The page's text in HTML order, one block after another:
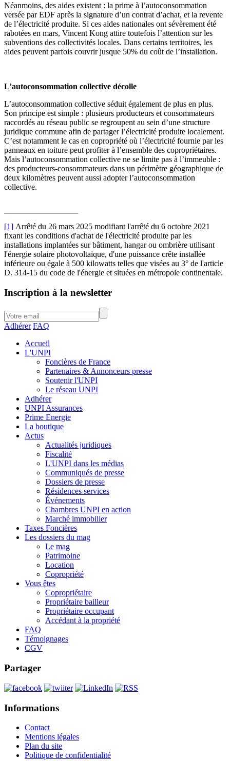
Néanmoins, des aides existent : la prime à l’autoconsommation
versée par EDF après la signature d’un contrat d’achat, et la revente
de l’électricité produite. Si ces aides nationales ont sévèrement été
rabotées en mars, Vincent Kong attire toutefois l’attention sur les
subventions des collectivités locales. Dans certains territoires, les
aides peuvent parfois couvrir jusque 50% du coût de l’installation.
L’autoconsommation collective décolle
L’autoconsommation collective séduit également de plus en plus.
Son principe est simple : plusieurs producteurs et consommateurs
raccordés au réseau public se regroupent au sein d’une structure
juridique commune afin de partager l’électricité produite localement.
C’est notamment le cas en copropriété où l’électricité fournie par les
panneaux en toiture peut profiter à l’ensemble des copropriétaires.
Mais l’autoconsommation collective ne se limite pas à l’immeuble :
des producteurs-consommateurs dans un périmètre géographique de
deux kilomètres peuvent aussi adopter l’autoconsommation
collective.
[1] Arrêté du 26 mars 2025 modifiant l'arrêté du 6 octobre 2021
fixant les conditions d'achat de l'électricité produite par les
installations implantées sur bâtiment, hangar ou ombrière utilisant
l'énergie solaire photovoltaïque, d'une puissance crête installée
inférieure ou égale à 500 kilowatts telles que visées au 3° de l'article
D. 314-15 du code de l'énergie et situées en métropole continentale.
Inscription à la newsletter
Adhérer FAQ
Accueil
L'UNPI
Foncières de France
Partenaires & Annonceurs presse
Soutenir l'UNPI
Le réseau UNPI
Adhérer
UNPI Assurances
Prime Energie
La boutique
Actus
Actualités juridiques
Fiscalité
L'UNPI dans les médias
Communiqués de presse
Dossiers de presse
Résidences services
Événements
Chambres UNPI en action
Marché immobilier
Taxes Foncières
Les dossiers du mag
Le mag
Patrimoine
Location
Copropriété
Vous êtes
Copropriétaire
Propriétaire bailleur
Propriétaire occupant
Accédant à la propriété
FAQ
Témoignages
CGV
Partager
Informations
Contact
Mentions légales
Plan du site
Politique de confidentialité